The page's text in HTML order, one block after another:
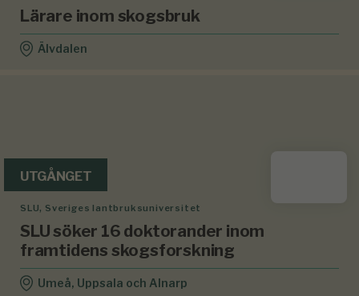
Lärare inom skogsbruk
Älvdalen
UTGÅNGET
SLU, Sveriges lantbruksuniversitet
SLU söker 16 doktorander inom
framtidens skogsforskning
Umeå, Uppsala och Alnarp